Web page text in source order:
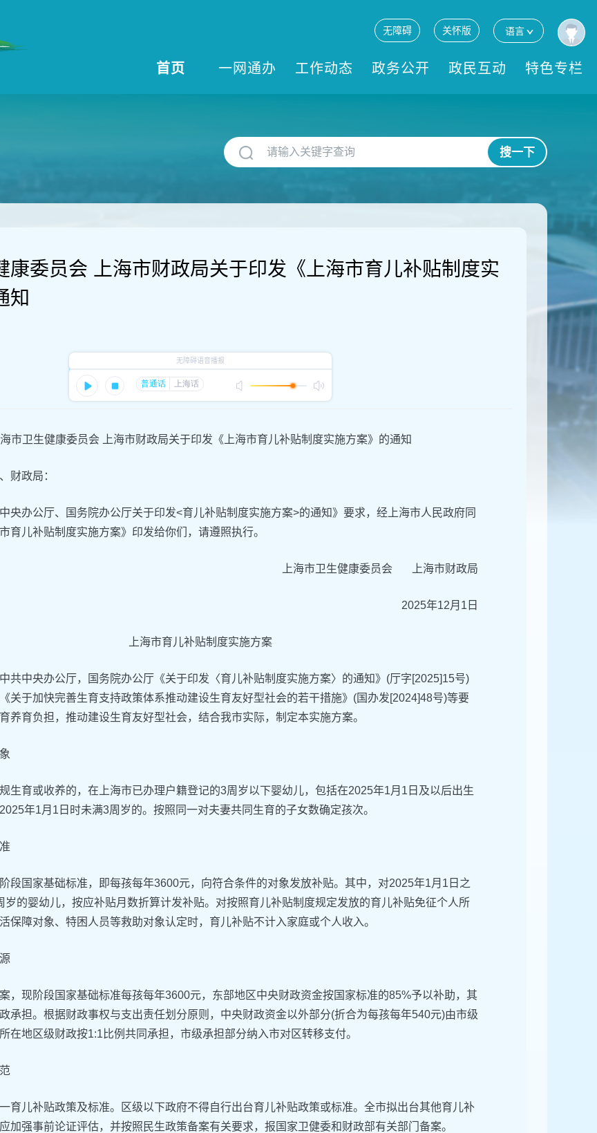
无障碍 关怀版 语言
首页 一网通办 工作动态 政务公开 政民互动 特色专栏
搜一下
康委员会 上海市财政局关于印发《上海市育儿补贴制度实
知
海市卫生健康委员会 上海市财政局关于印发《上海市育儿补贴制度实施方案》的通知
财政局：
央办公厅、国务院办公厅关于印发<育儿补贴制度实施方案>的通知》要求，经上海市人民政府同
育儿补贴制度实施方案》印发给你们，请遵照执行。
上海市卫生健康委员会 上海市财政局
2025年12月1日
上海市育儿补贴制度实施方案
共中央办公厅，国务院办公厅《关于印发〈育儿补贴制度实施方案〉的通知》(厅字[2025]15号)
关于加快完善生育支持政策体系推动建设生育友好型社会的若干措施》(国办发[2024]48号)等要
养育负担，推动建设生育友好型社会，结合我市实际，制定本实施方案。
生育或收养的，在上海市已办理户籍登记的3周岁以下婴幼儿，包括在2025年1月1日及以后出生
年1月1日时未满3周岁的。按照同一对夫妻共同生育的子女数确定孩次。
段国家基础标准，即每孩每年3600元，向符合条件的对象发放补贴。其中，对2025年1月1日之
岁的婴幼儿，按应补贴月数折算计发补贴。对按照育儿补贴制度规定发放的育儿补贴免征个人所
保障对象、特困人员等救助对象认定时，育儿补贴不计入家庭或个人收入。
，现阶段国家基础标准每孩每年3600元，东部地区中央财政资金按国家标准的85%予以补助，其
承担。根据财政事权与支出责任划分原则，中央财政资金以外部分(折合为每孩每年540元)由市级
在地区级财政按1:1比例共同承担，市级承担部分纳入市对区转移支付。
育儿补贴政策及标准。区级以下政府不得自行出台育儿补贴政策或标准。全市拟出台其他育儿补
加强事前论证评估，并按照民生政策备案有关要求，报国家卫健委和财政部有关部门备案。